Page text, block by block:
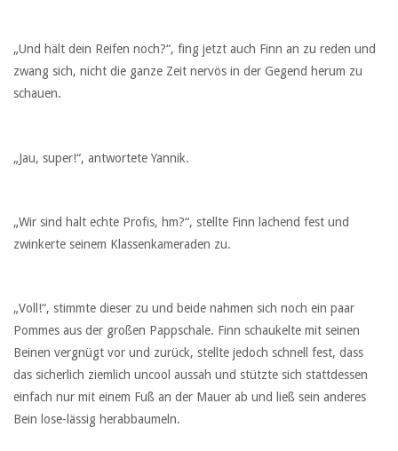
„Und hält dein Reifen noch?“, fing jetzt auch Finn an zu reden und
zwang sich, nicht die ganze Zeit nervös in der Gegend herum zu
schauen.
„Jau, super!“, antwortete Yannik.
„Wir sind halt echte Profis, hm?“, stellte Finn lachend fest und
zwinkerte seinem Klassenkameraden zu.
„Voll!“, stimmte dieser zu und beide nahmen sich noch ein paar
Pommes aus der großen Pappschale. Finn schaukelte mit seinen
Beinen vergnügt vor und zurück, stellte jedoch schnell fest, dass
das sicherlich ziemlich uncool aussah und stützte sich stattdessen
einfach nur mit einem Fuß an der Mauer ab und ließ sein anderes
Bein lose-lässig herabbaumeln.